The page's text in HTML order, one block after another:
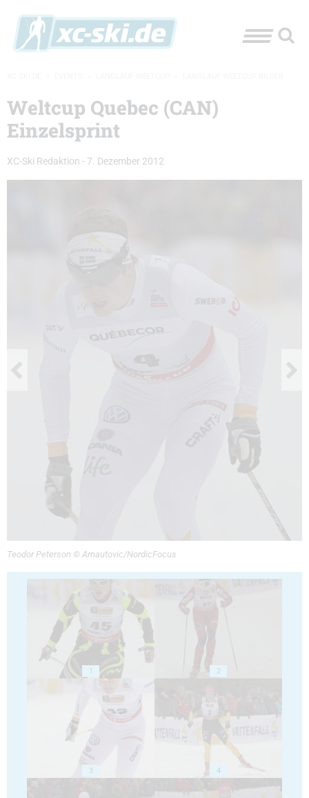
Weltcup Quebec (CAN)
Einzelsprint
XC-Ski Redaktion - 7. Dezember 2012
Teodor Peterson © Arnautovic/NordicFocus
1 2
3 4